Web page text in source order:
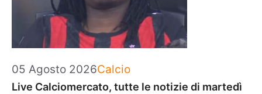
05 Agosto 2026Categorie
Calcio
Live Calciomercato, tutte le notizie di martedì